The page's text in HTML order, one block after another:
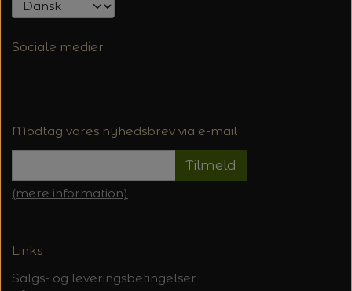
Sociale medier
Modtag vores nyhedsbrev via e-mail
Tilmeld
(mere information)
Links
Salgs- og leveringsbetingelser